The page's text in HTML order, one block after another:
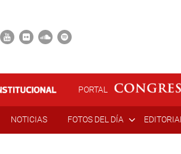
PORTAL
NOTICIAS FOTOS DEL DÍA EDITORIAL